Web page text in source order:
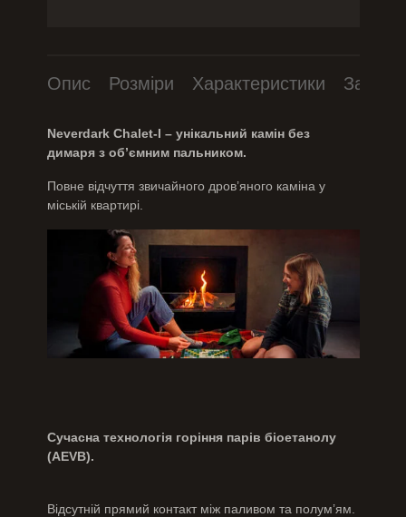
Опис Розміри Характеристики
Neverdark Chalet-I – унікальний камін без
димаря з об’ємним пальником.
Повне відчуття звичайного дров’яного каміна у
міській квартирі.
Сучасна технологія горіння парів біоетанолу
(AEVB).
Відсутній прямий контакт між паливом та полум’ям.